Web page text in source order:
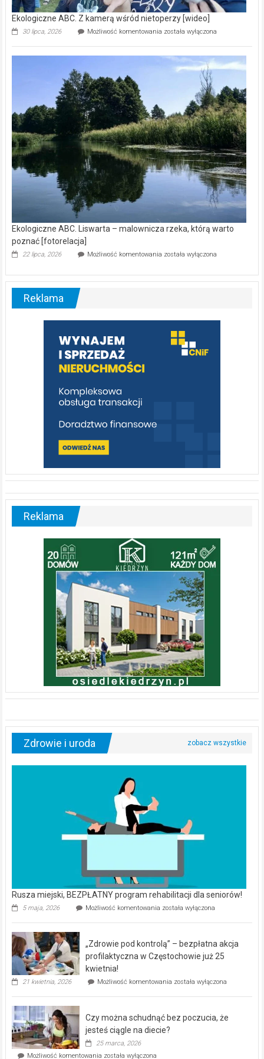
Ekologiczne ABC. Z kamerą wśród nietoperzy [wideo]
30 lipca, 2026 Możliwość komentowania Ekologiczne
kamerą
wśród
została wyłączona
Ekologiczne ABC. Liswarta – malownicza rzeka, którą warto
poznać [fotorelacja]
22 lipca, 2026 Możliwość komentowania Ekologiczne
–
warto
poznać
[fotorelacja]
została wyłączona
Reklama
Reklama
Zdrowie i uroda
Rusza miejski, BEZPŁATNY program rehabilitacji dla seniorów!
5 maja, 2026 Możliwość komentowania Rusza
rehabilitacji
dla
została wyłączona
„Zdrowie pod kontrolą” – bezpłatna akcja
profilaktyczna w Częstochowie już 25
kwietnia!
21 kwietnia, 2026 Możliwość komentowania „Zdrowie
bezpłatna
została wyłączona
Czy można schudnąć bez poczucia, że
jesteś ciągle na diecie?
25 marca, 2026
Możliwość komentowania Czy
została wyłączona